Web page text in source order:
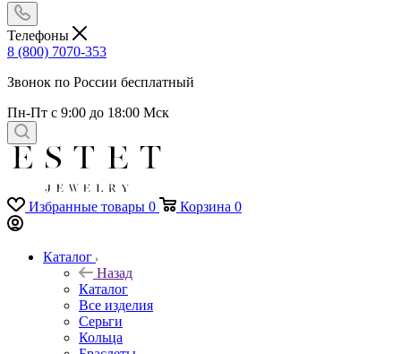
Телефоны
8 (800) 7070-353
Звонок по России бесплатный
Пн-Пт с 9:00 до 18:00 Мск
Избранные товары 0 Корзина 0
Каталог
Назад
Каталог
Все изделия
Серьги
Кольца